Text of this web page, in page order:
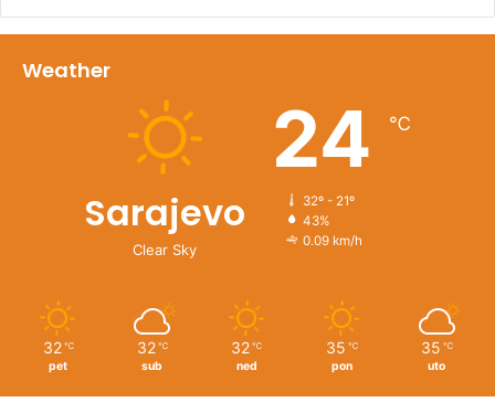
Weather
Sarajevo
Clear Sky
24 ℃
32º - 21º
43%
0.09 km/h
32 ℃
pet
32 ℃
sub
32 ℃
ned
35 ℃
pon
35 ℃
uto